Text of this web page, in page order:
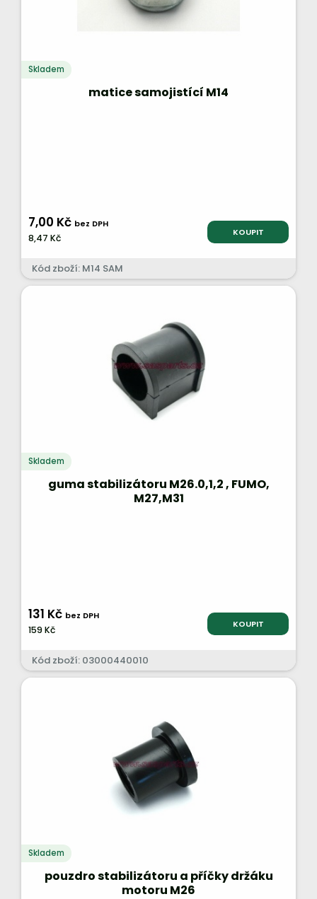
Skladem
matice samojistící M14
7,00 Kč bez DPH
8,47 Kč KOUPIT
Kód zboží: M14 SAM
Skladem
guma stabilizátoru M26.0,1,2 , FUMO,
M27,M31
131 Kč bez DPH
159 Kč KOUPIT
Kód zboží: 03000440010
Skladem
pouzdro stabilizátoru a příčky držáku
motoru M26